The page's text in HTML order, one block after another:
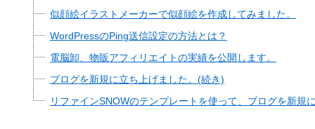
似顔絵イラストメーカーで似顔絵を作成してみました。
WordPressのPing送信設定の方法とは？
電脳卸、物販アフィリエイトの実績を公開します。
ブログを新規に立ち上げました。(続き)
リファインSNOWのテンプレートを使って、ブログを新規